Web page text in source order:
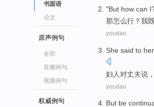
书面语
论文
原声例句
全部
音频例句
视频例句
权威例句
"But how can
那怎么行？我
youdao
She said to
妇人 对丈夫说 ，
youdao
But be